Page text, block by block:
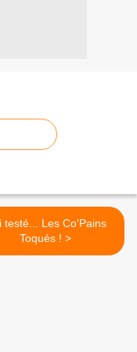
testé... Les Co'Pains
Toqués ! >